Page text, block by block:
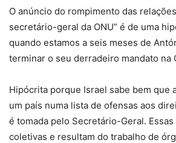
O anúncio do rompimento das
secretário-geral da ONU” é de uma
quando estamos a seis meses de
terminar o seu derradeiro mandato na
Hipócrita porque Israel sabe bem que
um país numa lista de ofensas aos
é tomada pelo Secretário-Geral.
coletivas e resultam do trabalho de